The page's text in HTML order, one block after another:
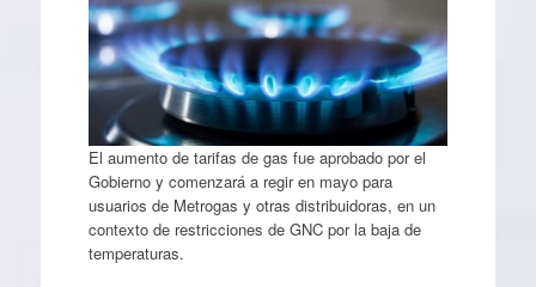
El aumento de tarifas de gas fue aprobado por el
Gobierno y comenzará a regir en mayo para
usuarios de Metrogas y otras distribuidoras, en un
contexto de restricciones de GNC por la baja de
temperaturas.